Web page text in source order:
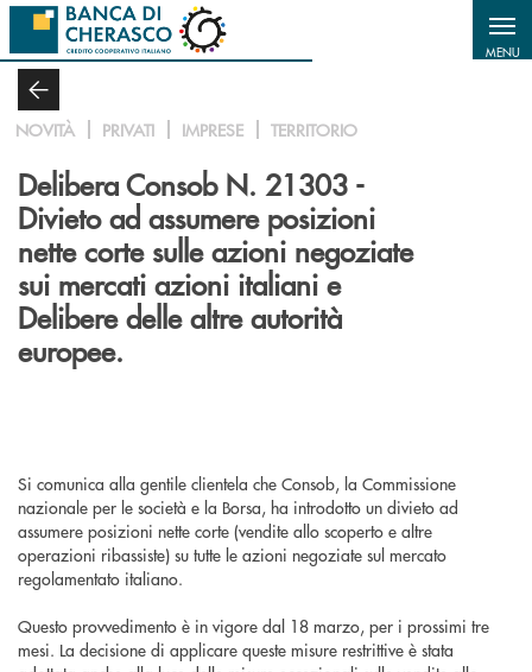
Salta al contenuto principale
MENU
NOVITÀ PRIVATI IMPRESE TERRITORIO
Delibera Consob N. 21303 -
Divieto ad assumere posizioni
nette corte sulle azioni negoziate
sui mercati azioni italiani e
Delibere delle altre autorità
europee.
Si comunica alla gentile clientela che Consob, la Commissione
nazionale per le società e la Borsa, ha introdotto un divieto ad
assumere posizioni nette corte (vendite allo scoperto e altre
operazioni ribassiste) su tutte le azioni negoziate sul mercato
regolamentato italiano.
Questo provvedimento è in vigore dal 18 marzo, per i prossimi tre
mesi. La decisione di applicare queste misure restrittive è stata